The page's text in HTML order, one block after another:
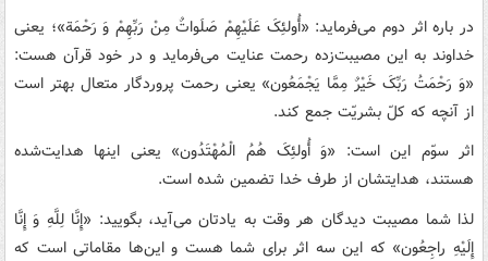
در باره اثر دوم می‌فرماید: «أُولئِکَ عَلَیْهِمْ صَلَواتٌ مِنْ رَبِّهِمْ وَ رَحْمَة»؛ یعنی
خداوند به این مصیبت‌زده رحمت عنایت می‌فرماید و در خود قرآن هست:
«وَ رَحْمَتُ رَبِّکَ خَیْرٌ مِمَّا یَجْمَعُون‏» یعنی رحمت پروردگار متعال بهتر است
از آنچه که کلّ بشریّت جمع کند.
اثر سوّم این است: «وَ أُولئِکَ هُمُ الْمُهْتَدُون» یعنی اینها هدایت‌شده
هستند، هدایتشان از طرف خدا تضمین شده است.
لذا شما مصیبت دیدگان هر وقت به یادتان می‌آید، بگویید: «إِنَّا لِلَّهِ وَ إِنَّا
إِلَیْهِ راجِعُون» که این سه اثر برای شما هست و این‌ها مقاماتی است که